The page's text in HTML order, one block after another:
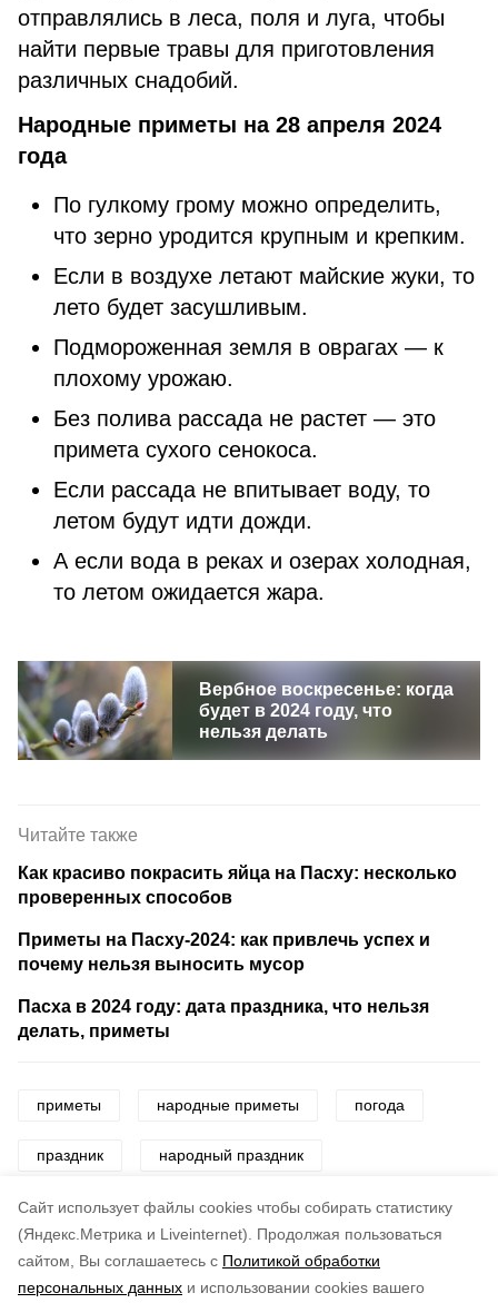
Cайт использует файлы cookies чтобы собирать статистику
(Яндекс.Метрика и Liveinternet).
Продолжая пользоваться
сайтом, Вы соглашаетесь с Политикой обработки
персональных данных и использовании cookies вашего
отправлялись в леса, поля и луга, чтобы
найти первые травы для приготовления
различных снадобий.
Народные приметы на 28 апреля 2024
года
По гулкому грому можно определить,
что зерно уродится крупным и крепким.
Если в воздухе летают майские жуки, то
лето будет засушливым.
Подмороженная земля в оврагах — к
плохому урожаю.
Без полива рассада не растет — это
примета сухого сенокоса.
Если рассада не впитывает воду, то
летом будут идти дожди.
А если вода в реках и озерах холодная,
то летом ожидается жара.
Вербное воскресенье: когда
будет в 2024 году, что
нельзя делать
Читайте также
Как красиво покрасить яйца на Пасху: несколько
проверенных способов
Приметы на Пасху-2024: как привлечь успех и
почему нельзя выносить мусор
Пасха в 2024 году: дата праздника, что нельзя
делать, приметы
приметы народные приметы погода
праздник народный праздник
церковный праздник